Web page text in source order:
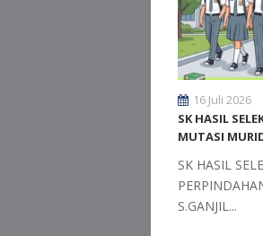
16 Juli 2026
SK HASIL
MUTASI
SK HASIL
S.GANJIL...